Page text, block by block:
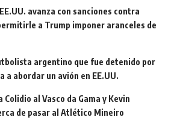
avanza con sanciones contra
a Trump imponer aranceles de
argentino que fue detenido por
a abordar un avión en EE.UU.
Colidio al Vasco da Gama y Kevin
de pasar al Atlético Mineiro